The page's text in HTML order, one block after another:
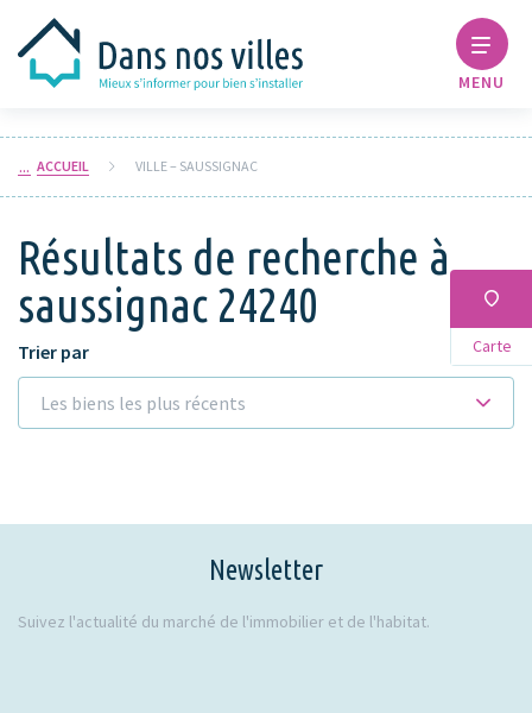
MENU
ACCUEIL VILLE – SAUSSIGNAC
Résultats de recherche à
saussignac 24240
Carte
Trier par
Les biens les plus récents
Newsletter
Suivez l'actualité du marché de l'immobilier et de l'habitat.